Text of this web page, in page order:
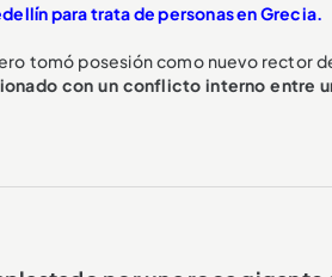
para trata de personas en Grecia.
tomó posesión como nuevo rector
con un conflicto interno entre